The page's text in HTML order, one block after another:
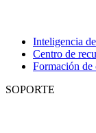
Inteligencia
Centro de
Formación de
SOPORTE